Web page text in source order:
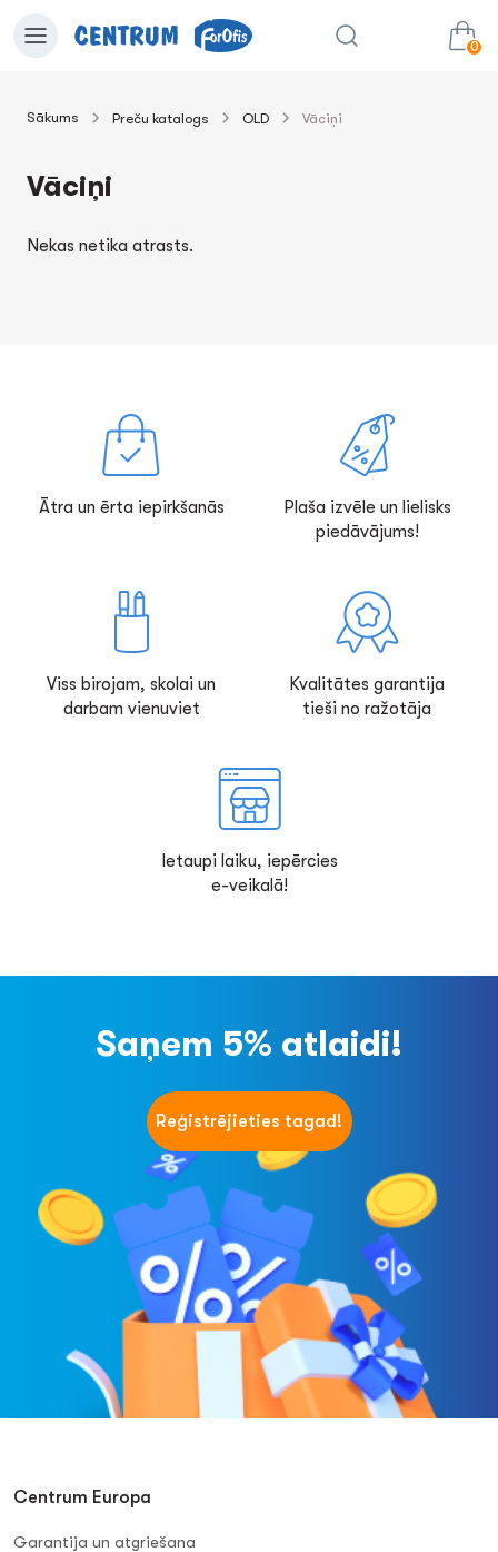
0
Sākums Preču katalogs OLD Vāciņi
Vāciņi
Nekas netika atrasts.
Ātra un ērta iepirkšanās
Plaša izvēle un lielisks
piedāvājums!
Viss birojam, skolai un
darbam vienuviet
Kvalitātes garantija
tieši no ražotāja
Ietaupi laiku, iepērcies
e-veikalā!
Saņem 5% atlaidi!
Reģistrējieties tagad!
Centrum Europa
Garantija un atgriešana